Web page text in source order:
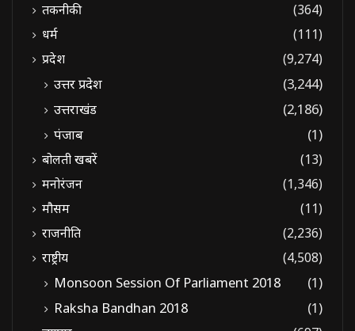
तकनीकी
(364)
धर्म
(111)
प्रदेश
(9,274)
उत्तर प्रदेश
(3,244)
उत्तराखंड
(2,186)
पंजाब
(1)
बोलती खबरें
(13)
मनोरंजन
(1,346)
मौसम
(11)
राजनीति
(2,236)
राष्ट्रीय
(4,508)
Monsoon Session Of Parliament 2018
(1)
Raksha Bandhan 2018
(1)